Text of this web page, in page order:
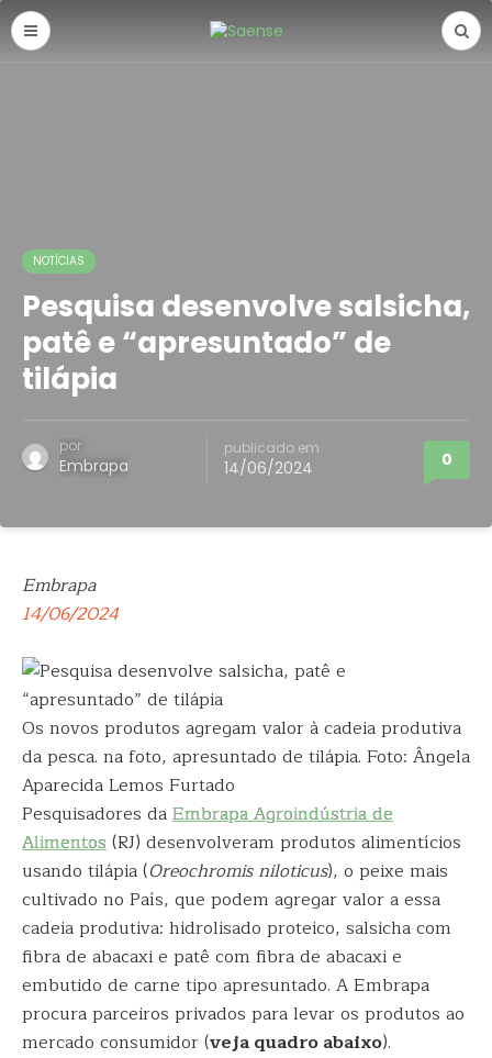
NOTÍCIAS
Pesquisa desenvolve salsicha,
patê e “apresuntado” de
tilápia
por
Embrapa
publicado em
14/06/2024 0
Embrapa
14/06/2024
Os novos produtos agregam valor à cadeia produtiva
da pesca. na foto, apresuntado de tilápia. Foto: Ângela
Aparecida Lemos Furtado
Pesquisadores daEmbrapa Agroindústria de
Alimentos(RJ) desenvolveram produtos alimentícios
usando tilápia (Oreochromis niloticus), o peixe mais
cultivado no País, que podem agregar valor a essa
cadeia produtiva: hidrolisado proteico, salsicha com
fibra de abacaxi e patê com fibra de abacaxi e
embutido de carne tipo apresuntado. A Embrapa
procura parceiros privados para levar os produtos ao
mercado consumidor (veja quadro abaixo).